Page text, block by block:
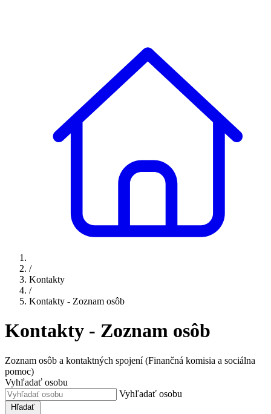
/
Kontakty
/
Kontakty - Zoznam osôb
Kontakty - Zoznam osôb
Zoznam osôb a kontaktných spojení (Finančná komisia a sociálna
pomoc)
Vyhľadať osobu
Vyhľadať osobu
Hľadať